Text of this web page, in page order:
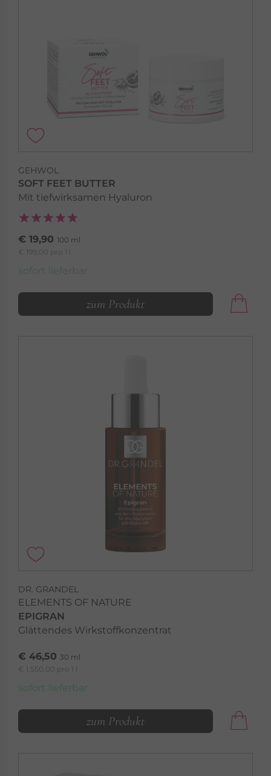
GEHWOL
SOFT FEET BUTTER
Mit tiefwirksamen Hyaluron
€ 19,90 100 ml
€ 199,00 pro 1 l
sofort lieferbar
zum Produkt
DR. GRANDEL
ELEMENTS OF NATURE
EPIGRAN
Glättendes Wirkstoffkonzentrat
€ 46,50 30 ml
€ 1.550,00 pro 1 l
sofort lieferbar
zum Produkt